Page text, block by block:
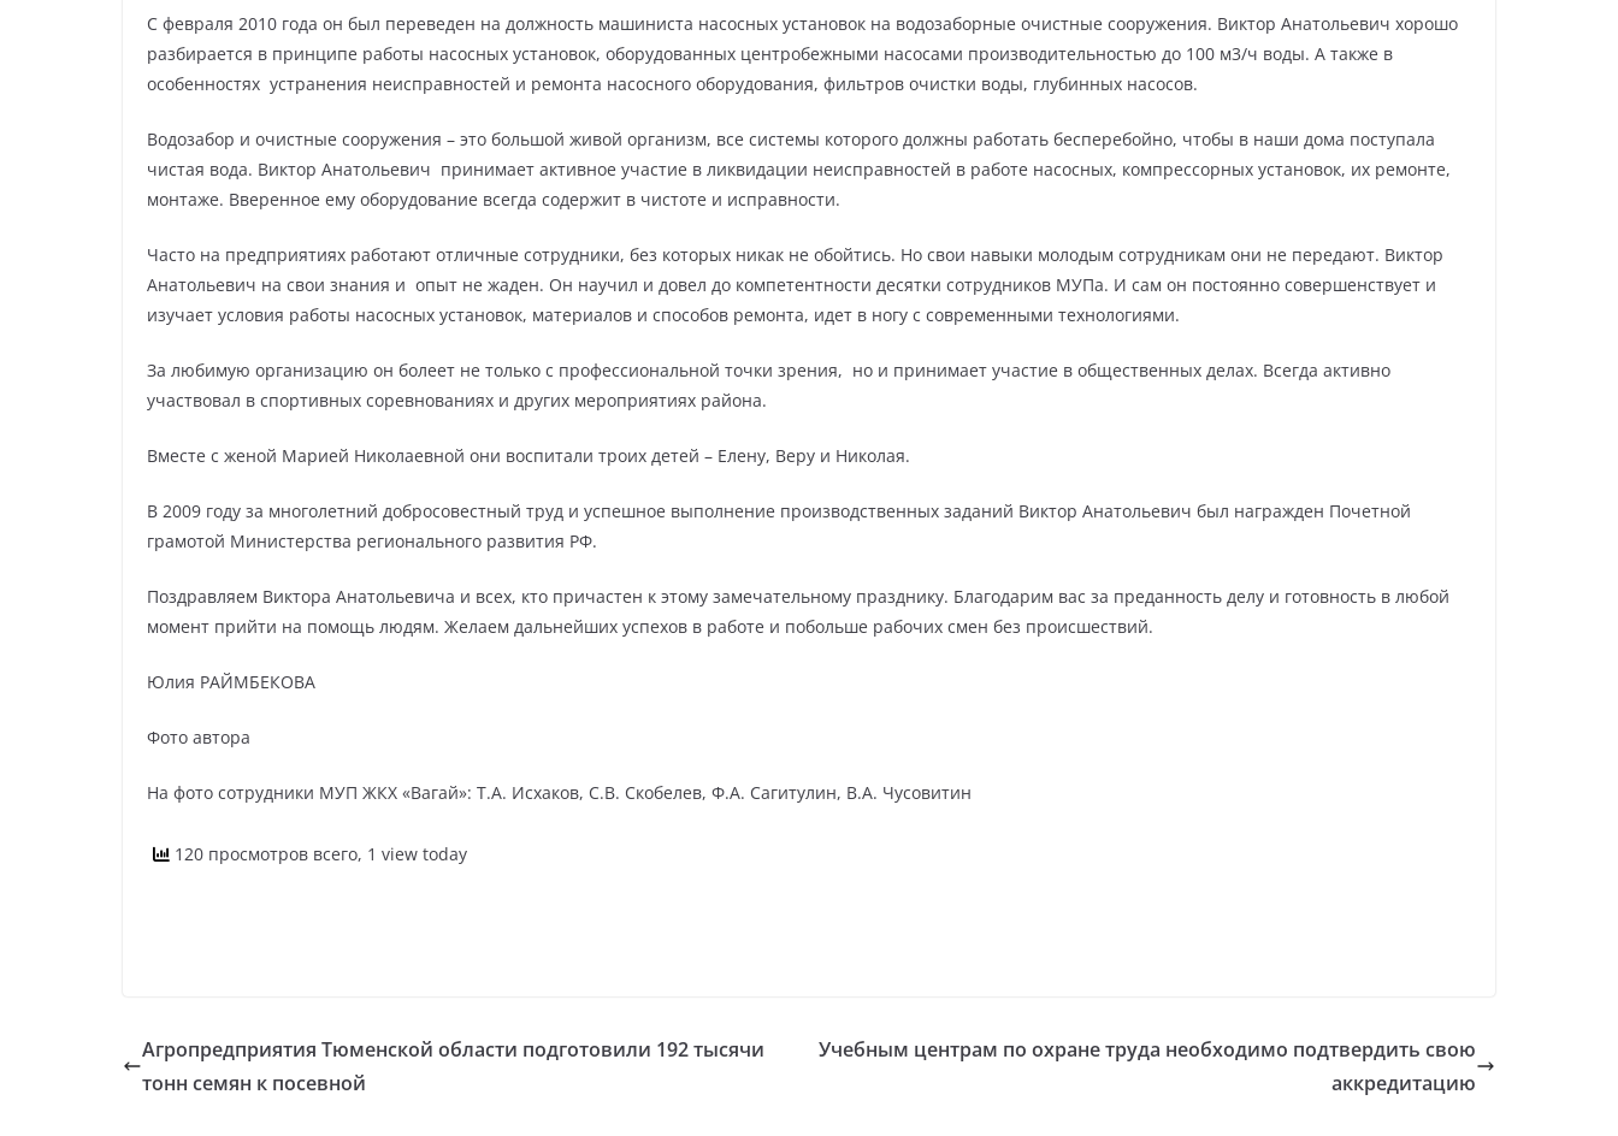
С февраля 2010 года он был переведен на должность машиниста насосных установок на водозаборные очистные сооружения. Виктор Анатольевич хорошо
разбирается в принципе работы насосных установок, оборудованных центробежными насосами производительностью до 100 м3/ч воды. А также в
особенностях устранения неисправностей и ремонта насосного оборудования, фильтров очистки воды, глубинных насосов.
Водозабор и очистные сооружения – это большой живой организм, все системы которого должны работать бесперебойно, чтобы в наши дома поступала
чистая вода. Виктор Анатольевич принимает активное участие в ликвидации неисправностей в работе насосных, компрессорных установок, их ремонте,
монтаже. Вверенное ему оборудование всегда содержит в чистоте и исправности.
Часто на предприятиях работают отличные сотрудники, без которых никак не обойтись. Но свои навыки молодым сотрудникам они не передают. Виктор
Анатольевич на свои знания и опыт не жаден. Он научил и довел до компетентности десятки сотрудников МУПа. И сам он постоянно совершенствует и
изучает условия работы насосных установок, материалов и способов ремонта, идет в ногу с современными технологиями.
За любимую организацию он болеет не только с профессиональной точки зрения, но и принимает участие в общественных делах. Всегда активно
участвовал в спортивных соревнованиях и других мероприятиях района.
Вместе с женой Марией Николаевной они воспитали троих детей – Елену, Веру и Николая.
В 2009 году за многолетний добросовестный труд и успешное выполнение производственных заданий Виктор Анатольевич был награжден Почетной
грамотой Министерства регионального развития РФ.
Поздравляем Виктора Анатольевича и всех, кто причастен к этому замечательному празднику. Благодарим вас за преданность делу и готовность в любой
момент прийти на помощь людям. Желаем дальнейших успехов в работе и побольше рабочих смен без происшествий.
Юлия РАЙМБЕКОВА
Фото автора
На фото сотрудники МУП ЖКХ «Вагай»: Т.А. Исхаков, С.В. Скобелев, Ф.А. Сагитулин, В.А. Чусовитин
120 просмотров всего, 1 view today
Агропредприятия Тюменской области подготовили 192 тысячи
тонн семян к посевной
Учебным центрам по охране труда необходимо подтвердить свою
аккредитацию